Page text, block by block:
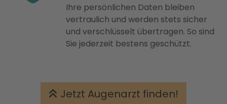
Ihre persönlichen Daten bleiben
vertraulich und werden stets sicher
und verschlüsselt übertragen. So sind
Sie jederzeit bestens geschützt.
Jetzt Augenarzt finden!